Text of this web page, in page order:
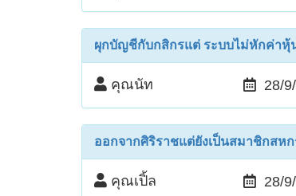
ผุกบัญชีกับกสิกรแต่ ระบบไม่หักค่าหุ้
คุณนัท 28/
ออกจากศิริราชแต่ยังเป็นสมาชิกสห
คุณเปิ้ล 28/